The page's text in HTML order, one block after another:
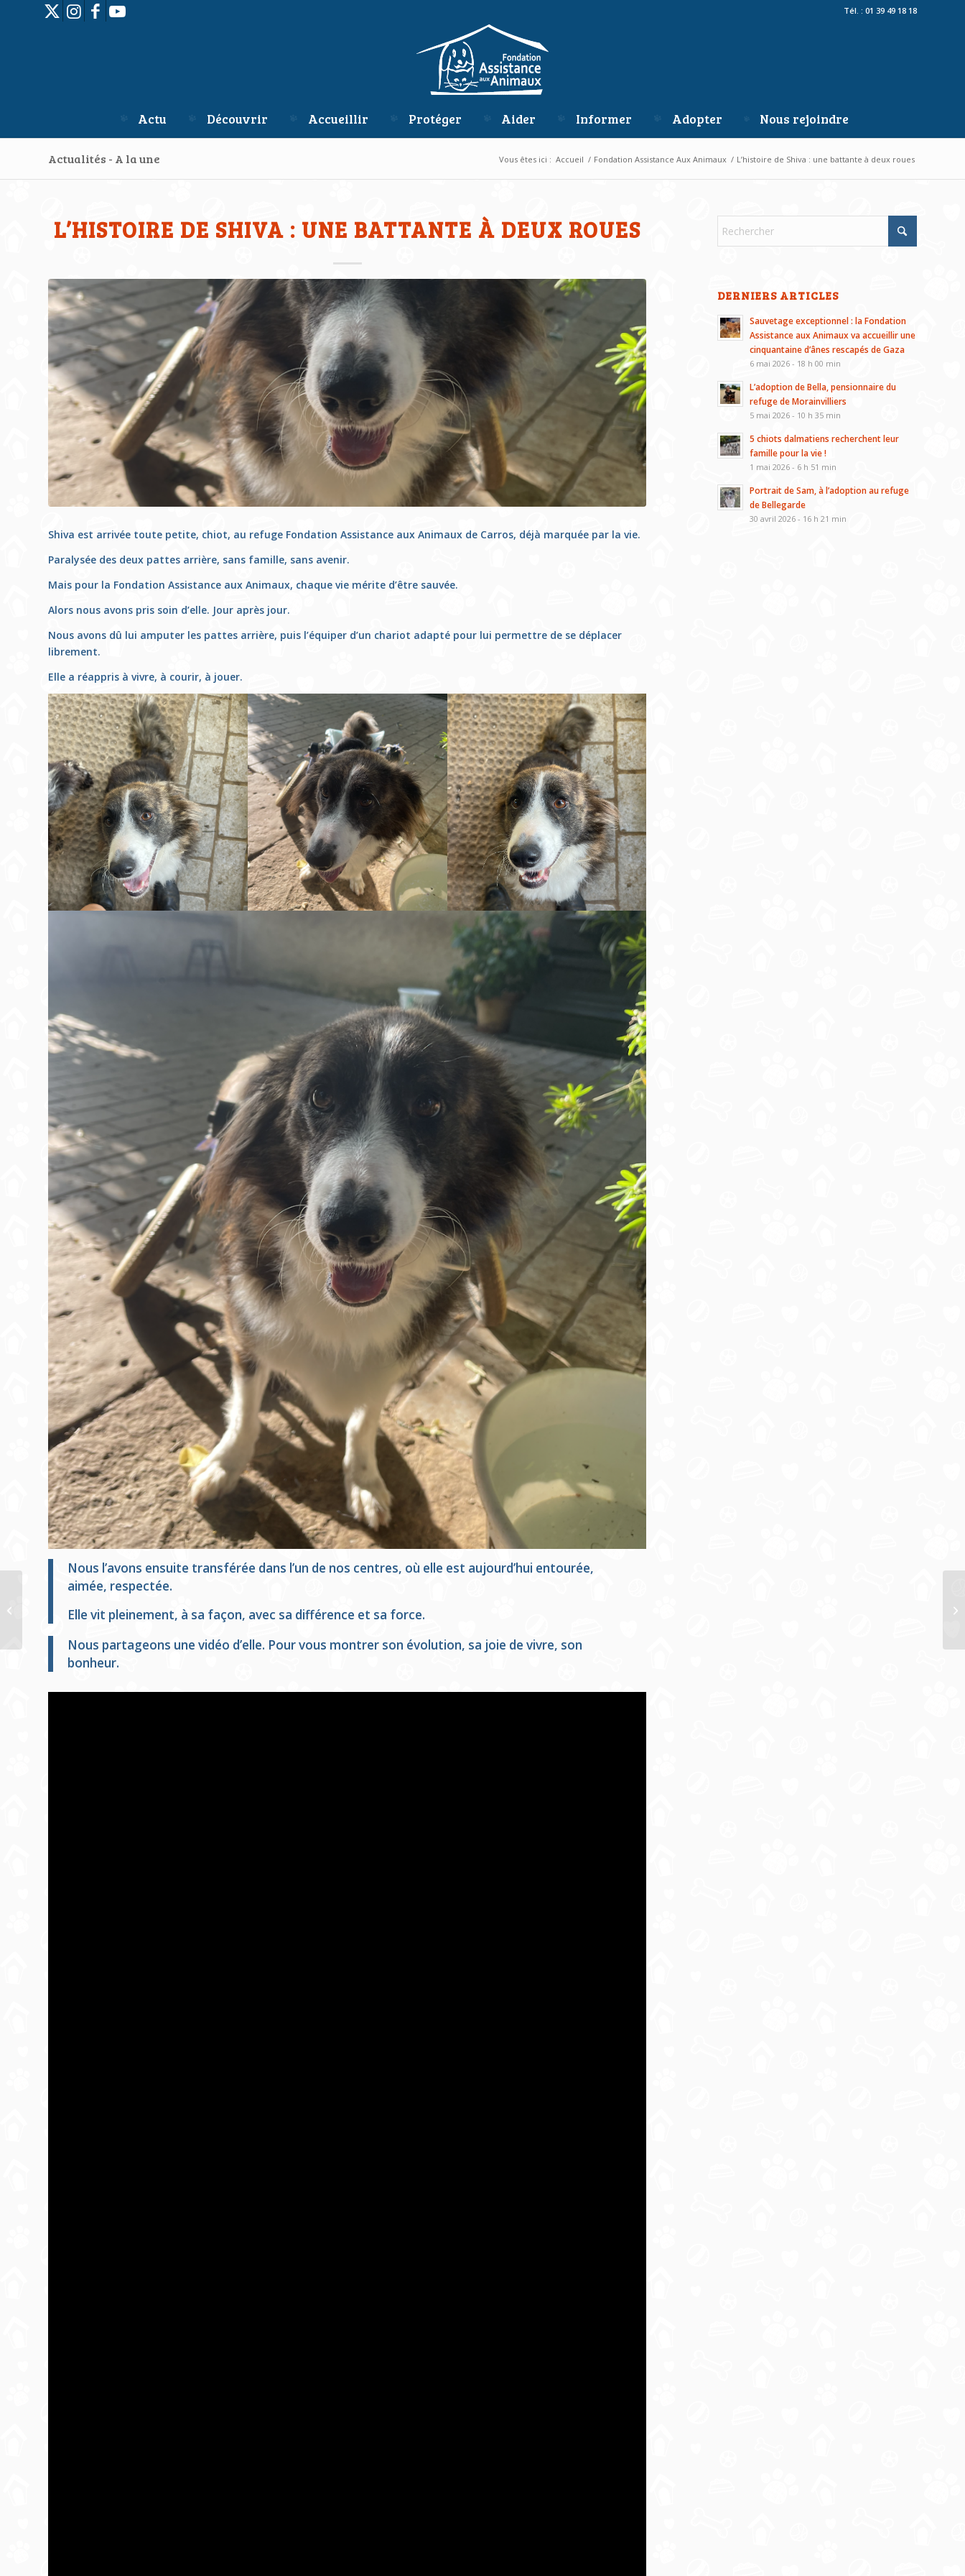
Tél. : 01 39 49 18 18
Actu Découvrir Accueillir Protéger Aider Informer Adopter Nous rejoindre
Actualités - A la une Vous êtes ici : Accueil / Fondation Assistance Aux Animaux / L’histoire de Shiva : une battante à deux roues
L’HISTOIRE DE SHIVA : UNE BATTANTE À DEUX ROUES
Shiva est arrivée toute petite, chiot, au refuge Fondation Assistance aux Animaux de Carros, déjà marquée par la vie.
Paralysée des deux pattes arrière, sans famille, sans avenir.
Mais pour la Fondation Assistance aux Animaux, chaque vie mérite d’être sauvée.
Alors nous avons pris soin d’elle. Jour après jour.
Nous avons dû lui amputer les pattes arrière, puis l’équiper d’un chariot adapté pour lui permettre de se déplacer
librement.
Elle a réappris à vivre, à courir, à jouer.
Nous l’avons ensuite transférée dans l’un de nos centres, où elle est aujourd’hui entourée,
aimée, respectée.
Elle vit pleinement, à sa façon, avec sa différence et sa force.
Nous partageons une vidéo d’elle. Pour vous montrer son évolution, sa joie de vivre, son
bonheur.
DERNIERS ARTICLES
Sauvetage exceptionnel : la Fondation
Assistance aux Animaux va accueillir une
cinquantaine d’ânes rescapés de Gaza
6 mai 2026 - 18 h 00 min
L’adoption de Bella, pensionnaire du
refuge de Morainvilliers
5 mai 2026 - 10 h 35 min
5 chiots dalmatiens recherchent leur
famille pour la vie !
1 mai 2026 - 6 h 51 min
Portrait de Sam, à l’adoption au refuge
de Bellegarde
30 avril 2026 - 16 h 21 min
Portrait de Pixel : à
l’adoption au refuge
de Bellegarde